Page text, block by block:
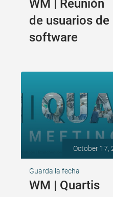
WM | Reunión
de usuarios de
software
October 17,
Guarda la fecha
WM | Quartis